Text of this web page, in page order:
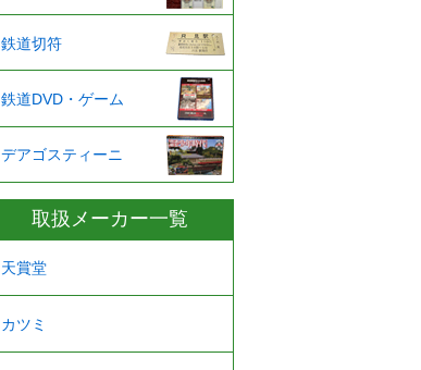
鉄道切符
鉄道DVD・ゲーム
デアゴスティーニ
取扱メーカー一覧
天賞堂
カツミ